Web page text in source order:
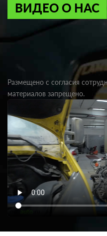
ВИДЕО О НАС
Размещено с согласия
материалов запрещено.